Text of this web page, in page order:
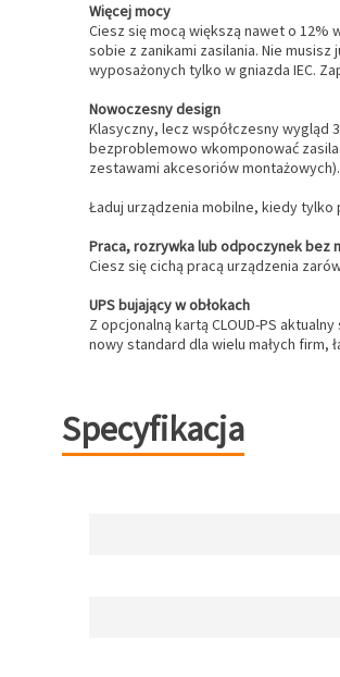
Więcej mocy
Ciesz się mocą większą nawet o
sobie z zanikami zasilania. Nie
wyposażonych tylko w gniazda IEC.
Nowoczesny design
Klasyczny, lecz współczesny wygląd
bezproblemowo wkomponować
zestawami akcesoriów montażowych).
Ładuj urządzenia mobilne, kiedy tylko
Praca, rozrywka lub odpoczynek bez
Ciesz się cichą pracą urządzenia
UPS bujający w obłokach
Z opcjonalną kartą CLOUD-PS
nowy standard dla wielu małych firm,
Specyfikacja